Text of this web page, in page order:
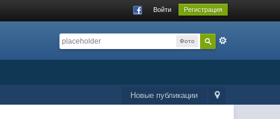
Войти Регистрация
Фото
Новые публикации